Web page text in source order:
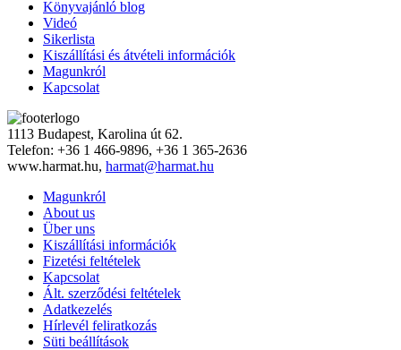
Könyvajánló blog
Videó
Sikerlista
Kiszállítási és átvételi információk
Magunkról
Kapcsolat
1113 Budapest, Karolina út 62.
Telefon: +36 1 466-9896, +36 1 365-2636
www.harmat.hu, harmat@harmat.hu
Magunkról
About us
Über uns
Kiszállítási információk
Fizetési feltételek
Kapcsolat
Ált. szerződési feltételek
Adatkezelés
Hírlevél feliratkozás
Süti beállítások